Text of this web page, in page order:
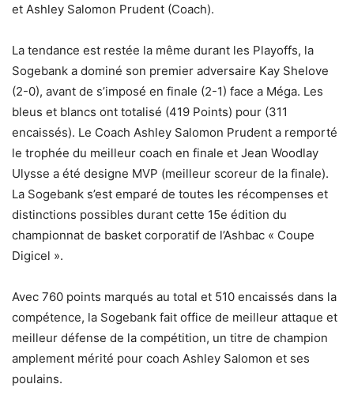
et Ashley Salomon Prudent (Coach).
La tendance est restée la même durant les Playoffs, la
Sogebank a dominé son premier adversaire Kay Shelove
(2-0), avant de s’imposé en finale (2-1) face a Méga. Les
bleus et blancs ont totalisé (419 Points) pour (311
encaissés). Le Coach Ashley Salomon Prudent a remporté
le trophée du meilleur coach en finale et Jean Woodlay
Ulysse a été designe MVP (meilleur scoreur de la finale).
La Sogebank s’est emparé de toutes les récompenses et
distinctions possibles durant cette 15e édition du
championnat de basket corporatif de l’Ashbac « Coupe
Digicel ».
Avec 760 points marqués au total et 510 encaissés dans la
compétence, la Sogebank fait office de meilleur attaque et
meilleur défense de la compétition, un titre de champion
amplement mérité pour coach Ashley Salomon et ses
poulains.